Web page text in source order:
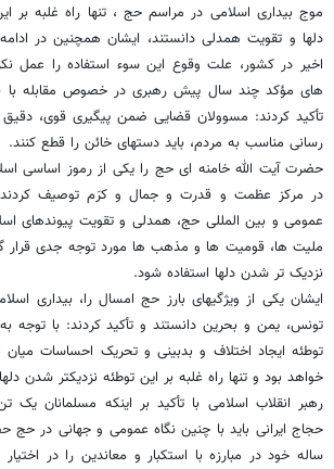
موج بیداری اسلامی در مراسم حج ، تنها راه غلبه بر
دلها و تقویت همدلی دانستند، ایشان همچنین در
اخیر در کشور، علت وقوع این سوء استفاده را عمل
های مؤکد چند سال پیش رهبری در خصوص مقابله با
تأکید کردند: مسوولان قضایی ضمن پیگیری قوی، دقیق
رسانی مناسب به مردم، باید دستهای خائن را قطع کنند.
حضرت آیت الله خامنه ای حج را یکی از رموز اساسی
در مرکز عظمت و قدرت و جمال و کرَم توصیف کردند
عمومی و بین المللی حج، همدلی و تقویت پیوندهای
ملیت ها، قومیت ها و مذهب ها مورد توجه جدی قرار
نزدیک تر شدن دلها استفاده شود.
ایشان یکی از ویژگیهای بارز حج امسال را، بیداری
تونس، یمن و بحرین دانستند و تأکید کردند: با توجه
توطئه ایجاد اختلاف و بدبینی و تحریک احساسات
خواهد بود و تنها راه غلبه بر این توطئه نزدیکتر شدن
رهبر انقلاب اسلامی با تأکید بر اینکه مسلمانان یک
حجاج ایرانی باید با چنین نگاه عمومی و جهانی در حج
ساله خود در مبارزه با استکبار و معاندین را در اختیار